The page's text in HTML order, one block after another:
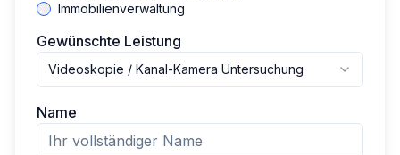
Immobilienverwaltung
Gewünschte Leistung
Videoskopie / Kanal-Kamera Untersuchung
Name